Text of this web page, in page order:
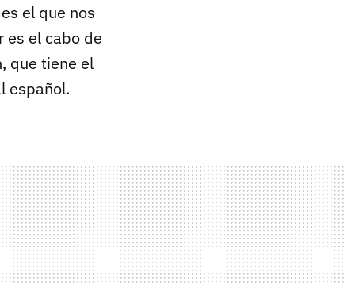
el que nos
es el cabo de
que tiene el
español.